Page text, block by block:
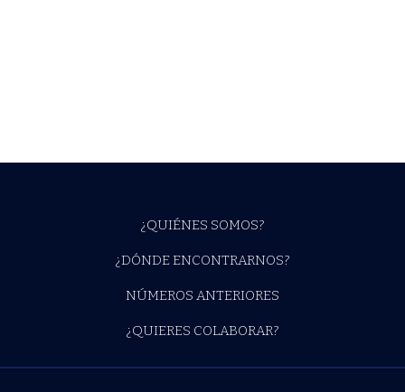
¿QUIÉNES SOMOS?
¿DÓNDE ENCONTRARNOS?
NÚMEROS ANTERIORES
¿QUIERES COLABORAR?